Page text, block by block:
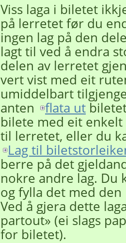
Viss laga i biletet
på lerretet før du
ingen lag på den
lagt til ved å endra
delen av lerretet
vert vist med eit
umiddelbart
anten
flata ut
bilete med eit enkelt
til lerretet, eller du
Lag til
berre på det
nokre andre lag. Du
og fylla det med
Ved å gjera dette
partout» (ei slags
for biletet).